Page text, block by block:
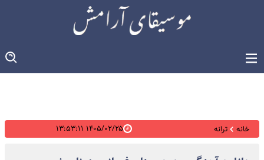
خانه ترانه ۱۴۰۵/۰۲/۲۵ ۱۳:۵۳:۱۱